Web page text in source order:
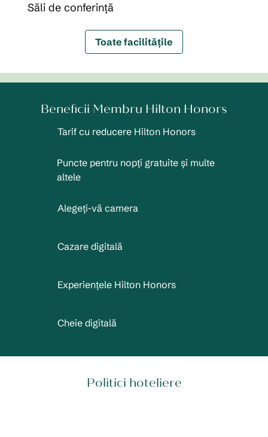
Săli de conferință
Toate facilitățile
Beneficii Membru Hilton Honors
Tarif cu reducere Hilton Honors
Puncte pentru nopți gratuite și multe
altele
Alegeți-vă camera
Cazare digitală
Experiențele Hilton Honors
Cheie digitală
Politici hoteliere